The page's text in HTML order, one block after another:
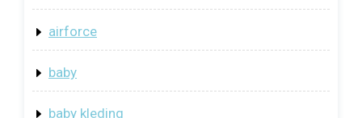
airforce
baby
baby kleding